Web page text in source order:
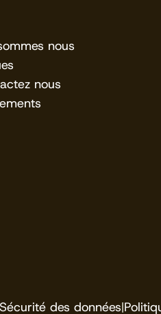
nous
nous
Sécurité des données|